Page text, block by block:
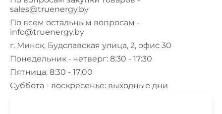
sales@truenergy.by
По всем остальным вопросам -
info@truenergy.by
г. Минск, Будславская улица, 2, офис 30
Понедельник - четверг: 8:30 - 17:30
Пятница: 8:30 - 17:00
Суббота - воскресенье: выходные дни